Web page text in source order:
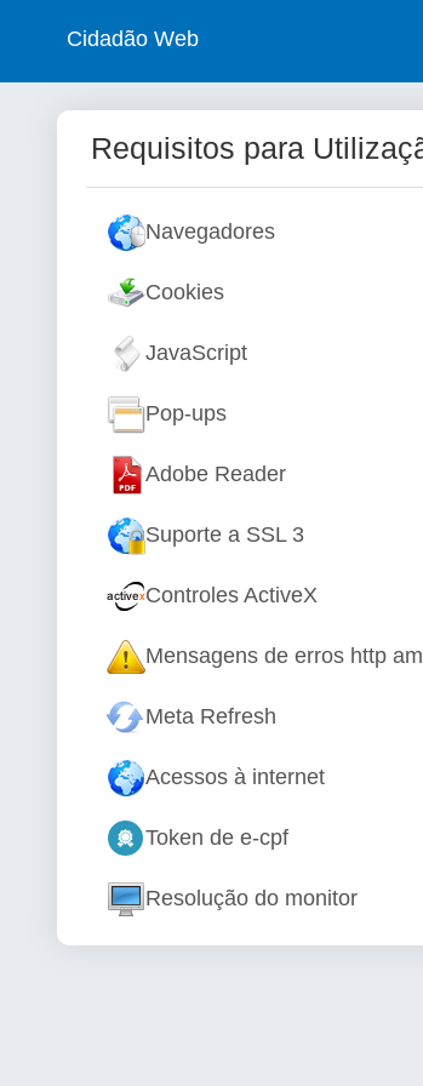
Cidadão Web
Requisitos para
Navegadores
Cookies
JavaScript
Pop-ups
Adobe Reader
Suporte a SSL 3
Controles ActiveX
Mensagens de erros http
Meta Refresh
Acessos à internet
Token de e-cpf
Resolução do monitor